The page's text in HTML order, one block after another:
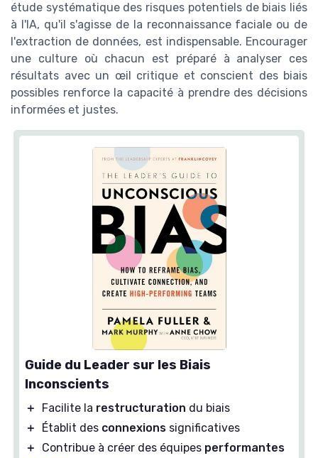
étude systématique des risques potentiels de biais liés
à l'IA, qu'il s'agisse de la reconnaissance faciale ou de
l'extraction de données, est indispensable. Encourager
une culture où chacun est préparé à analyser ces
résultats avec un œil critique et conscient des biais
possibles renforce la capacité à prendre des décisions
informées et justes.
Guide du Leader sur les Biais
Inconscients
＋ Facilite la restructuration du biais
＋
Établit des connexions significatives
＋
Contribue à créer des équipes performantes